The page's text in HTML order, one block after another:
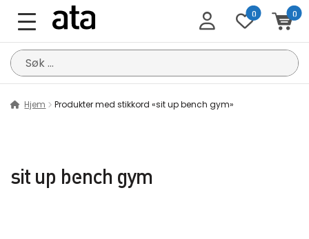
0 0
Søk
etter:
Hjem Produkter med stikkord «sit up bench gym»
sit up bench gym